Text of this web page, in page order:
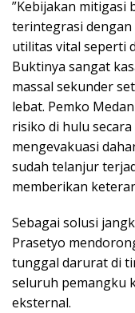
​”Kebijakan mitigasi
terintegrasi
utilitas vital seperti
Buktinya sangat
massal sekunder
lebat. Pemko
risiko di hulu
mengevakuasi
sudah telanjur
memberikan
​Sebagai solusi
Prasetyo
tunggal darurat di
seluruh pemangku
eksternal.